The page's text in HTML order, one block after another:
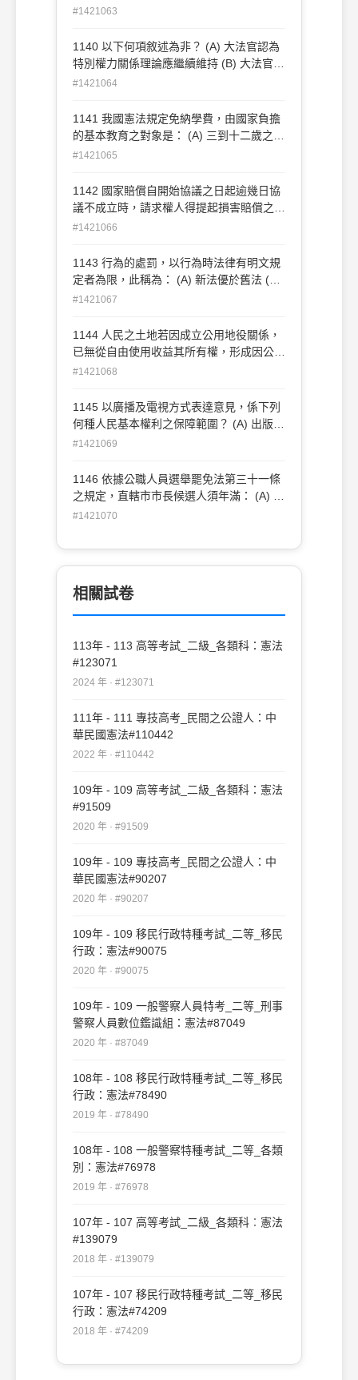
懲戒，與人權無關 (B) 公務員懲戒標準，得
準，違反法律明確性原則 (D) 免職處分之訴
訟確定前，不得先令停職
#1421063
1140 以下何項敘述為非？ (A) 大法官認為
特別權力關係理論應繼續維持 (B) 大法官認
為教師升等申請未獲通過，得提起訴訟 (C)
大法官認為債權亦屬財產權保障之範圍
#1421064
1141 我國憲法規定免納學費，由國家負擔
的基本教育之對象是： (A) 三到十二歲之兒
童 (B) 五到十五歲之兒童 (C) 六到十二歲之
#1421065
1142 國家賠償自開始協議之日起逾幾日協
議不成立時，請求權人得提起損害賠償之
訴？ (A) 十五日 (B) 三十日 (C) 五十日 (D)
#1421066
1143 行為的處罰，以行為時法律有明文規
定者為限，此稱為： (A) 新法優於舊法 (B)
罪刑法定主義 (C) 從新從輕原則 (D) 比例原
#1421067
1144 人民之土地若因成立公用地役關係，
已無從自由使用收益其所有權，形成因公益
而特別犧牲其財產上之利益時，國家應採取
徵收補償 (D) 無償沒收
#1421068
1145 以廣播及電視方式表達意見，係下列
何種人民基本權利之保障範圍？ (A) 出版自
由 (B) 言論自由 (C) 講學自由 (D) 集會自由
#1421069
1146 依據公職人員選舉罷免法第三十一條
之規定，直轄市市長候選人須年滿： (A) 二
十歲 (B) 二十三歲 (C) 三十歲 (D) 三十五歲
#1421070
相關試卷
113年 - 113 高等考試_二級_各類科：憲法
#123071
2024 年 · #123071
111年 - 111 專技高考_民間之公證人：中
華民國憲法#110442
2022 年 · #110442
109年 - 109 高等考試_二級_各類科：憲法
#91509
2020 年 · #91509
109年 - 109 專技高考_民間之公證人：中
華民國憲法#90207
2020 年 · #90207
109年 - 109 移民行政特種考試_二等_移民
行政：憲法#90075
2020 年 · #90075
109年 - 109 一般警察人員特考_二等_刑事
警察人員數位鑑識組：憲法#87049
2020 年 · #87049
108年 - 108 移民行政特種考試_二等_移民
行政：憲法#78490
2019 年 · #78490
108年 - 108 一般警察特種考試_二等_各類
別：憲法#76978
2019 年 · #76978
107年 - 107 高等考試_二級_各類科︰憲法
#139079
2018 年 · #139079
107年 - 107 移民行政特種考試_二等_移民
行政：憲法#74209
2018 年 · #74209